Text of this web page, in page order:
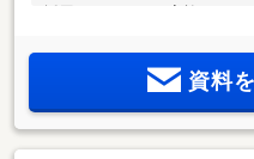
採用しているので家族とのコ
で車の出し入れも楽です！周
551ｍ・村松小学校まで約
琴海店まで約845ｍ・セブン
ｍ・ローソン長崎琴海西海店
資料